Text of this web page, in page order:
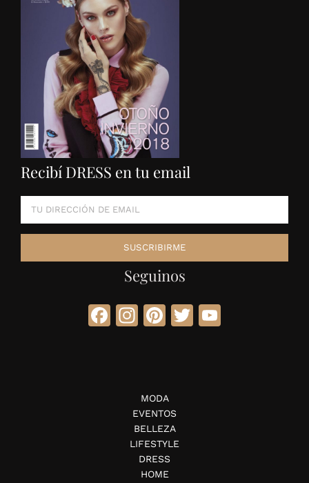
Recibí DRESS en tu email
Seguinos
Facebook
Instagram
Pinterest
Twitter
MODA
EVENTOS
BELLEZA
LIFESTYLE
DRESS
HOME